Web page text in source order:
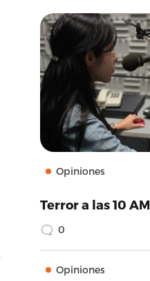
Opiniones
Terror a las 10 AM
0
Opiniones